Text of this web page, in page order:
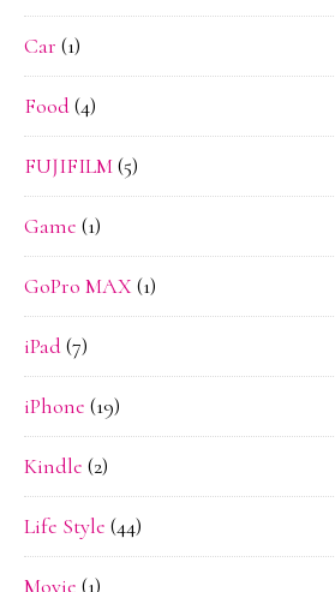
Car (1)
Food(4)
FUJIFILM(5)
Game (1)
GoPro MAX(1)
iPad(7)
iPhone (19)
Kindle (2)
Life Style (44)
Movie (1)